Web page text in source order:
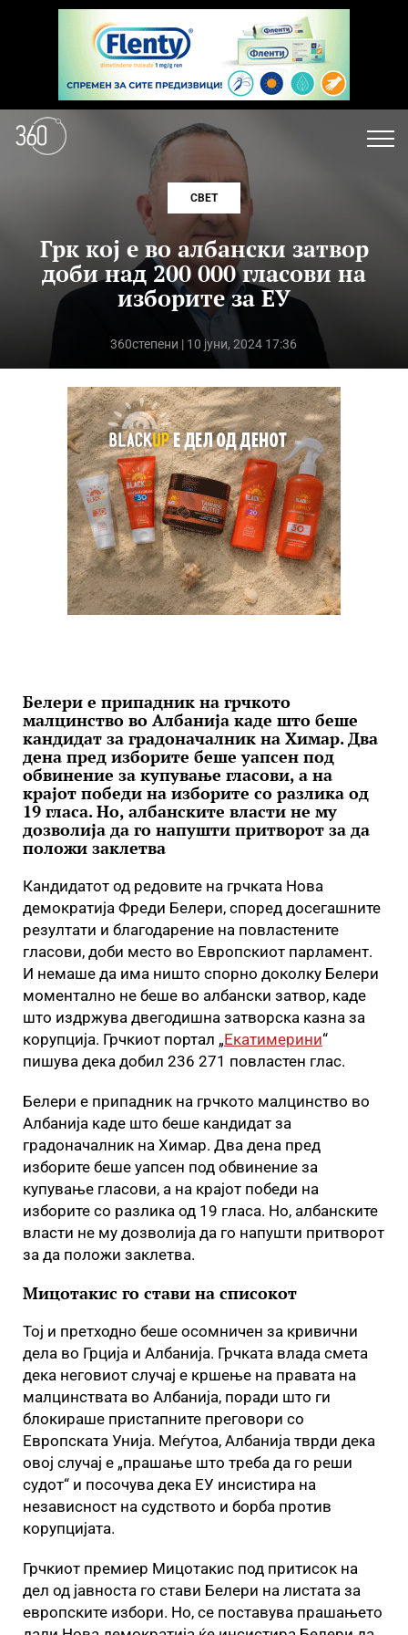
СВЕТ
Грк кој е во албански затвор
доби над 200 000 гласови на
изборите за ЕУ
360степени | 10 јуни, 2024 17:36
Белери е припадник на грчкото
малцинство во Албанија каде што беше
кандидат за градоначалник на Химар. Два
дена пред изборите беше уапсен под
обвинение за купување гласови, а на
крајот победи на изборите со разлика од
19 гласа. Но, албанските власти не му
дозволија да го напушти притворот за да
положи заклетва
Кандидатот од редовите на грчката Нова
демократија Фреди Белери, според досегашните
резултати и благодарение на повластените
гласови, доби место во Европскиот парламент.
И немаше да има ништо спорно доколку Белери
моментално не беше во албански затвор, каде
што издржува двегодишна затворска казна за
корупција. Грчкиот портал „Екатимерини“
пишува дека добил 236 271 повластен глас.
Белери е припадник на грчкото малцинство во
Албанија каде што беше кандидат за
градоначалник на Химар. Два дена пред
изборите беше уапсен под обвинение за
купување гласови, а на крајот победи на
изборите со разлика од 19 гласа. Но, албанските
власти не му дозволија да го напушти притворот
за да положи заклетва.
Мицотакис го стави на списокот
Тој и претходно беше осомничен за кривични
дела во Грција и Албанија. Грчката влада смета
дека неговиот случај е кршење на правата на
малцинствата во Албанија, поради што ги
блокираше пристапните преговори со
Европската Унија. Меѓутоа, Албанија тврди дека
овој случај е „прашање што треба да го реши
судот“ и посочува дека ЕУ инсистира на
независност на судството и борба против
корупцијата.
Грчкиот премиер Мицотакис под притисок на
дел од јавноста го стави Белери на листата за
европските избори. Но, се поставува прашањето